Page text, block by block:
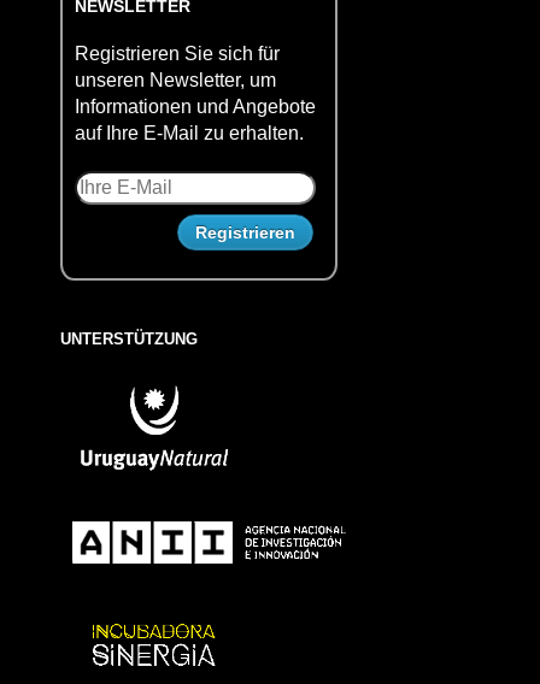
NEWSLETTER
Registrieren Sie sich für
unseren Newsletter, um
Informationen und Angebote
auf Ihre E-Mail zu erhalten.
UNTERSTÜTZUNG